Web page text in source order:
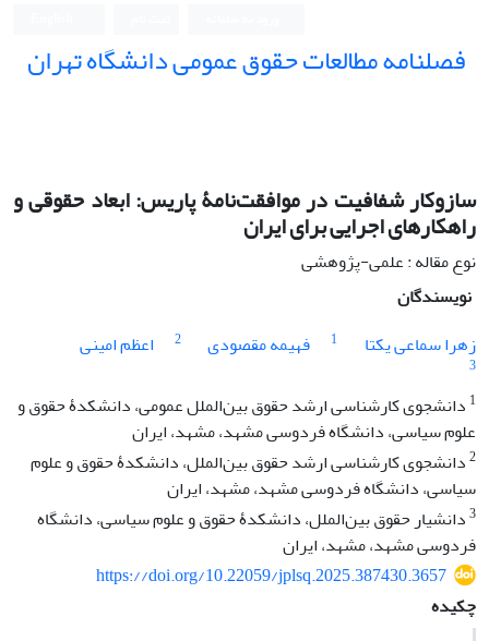
فصلنامه مطالعات حقوق عمومی دانشگاه تهران
سازوکار شفافیت در موافقت‌نامۀ پاریس: ابعاد حقوقی و
راهکارهای اجرایی برای ایران
نوع مقاله : علمی-پژوهشی
نویسندگان
زهرا سماعی یکتا
1 فهیمه مقصودی 2 اعظم امینی
3
1 دانشجوی کارشناسی ارشد حقوق بین‌الملل عمومی، دانشکدۀ حقوق و
علوم سیاسی، دانشگاه فردوسی مشهد، مشهد، ایران
2دانشجوی کارشناسی ارشد حقوق بین‌الملل، دانشکدۀ حقوق و علوم
سیاسی، دانشگاه فردوسی مشهد، مشهد، ایران
3دانشیار حقوق بین‌الملل، دانشکدۀ حقوق و علوم سیاسی، دانشگاه
فردوسی مشهد، مشهد، ایران
https://doi.org/10.22059/jplsq.2025.387430.3657
چکیده